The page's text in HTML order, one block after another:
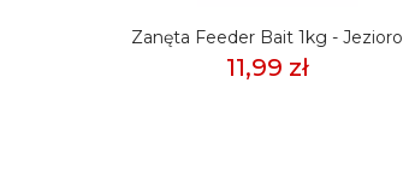
Zanęta Feeder Bait 1kg - Jezioro
11,99 zł